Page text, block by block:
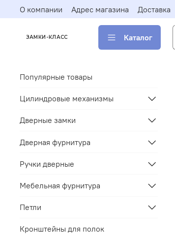
О компании Адрес магазина Доставка
ЗАМКИ-КЛАСС Каталог
Популярные товары
Цилиндровые механизмы
Дверные замки
Дверная фурнитура
Ручки дверные
Мебельная фурнитура
Петли
Кронштейны для полок